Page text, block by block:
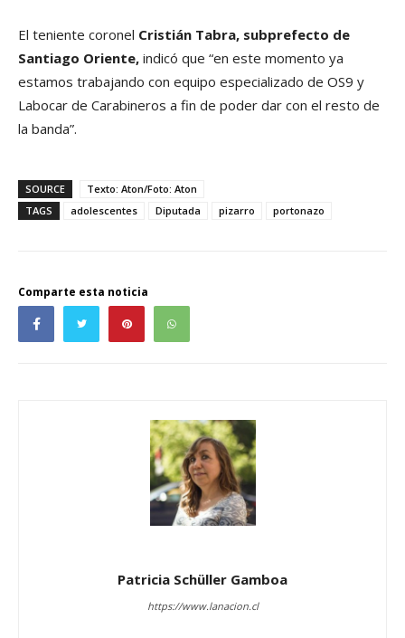
El teniente coronel Cristián Tabra, subprefecto de
Santiago Oriente, indicó que “en este momento ya
estamos trabajando con equipo especializado de OS9 y
Labocar de Carabineros a fin de poder dar con el resto de
la banda”.
SOURCE
Texto: Aton/Foto: Aton
TAGS
adolescentes Diputada pizarro portonazo
Comparte esta noticia
Patricia Schüller Gamboa
https://www.lanacion.cl